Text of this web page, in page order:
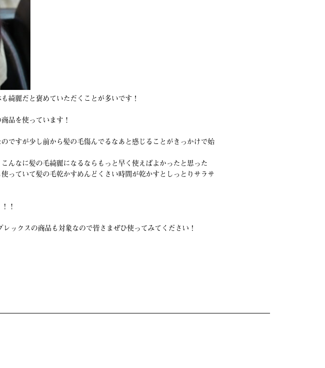
綺麗だと褒めていただくことが多いです！
品を使っています！
ですが少し前から髪の毛傷んでるなあと感じることがきっかけで始
んなに髪の毛綺麗になるならもっと早く使えばよかったと思った
っていて髪の毛乾かすめんどくさい時間が乾かすとしっとりサラサ
！
ックスの商品も対象なので皆さまぜひ使ってみてください！